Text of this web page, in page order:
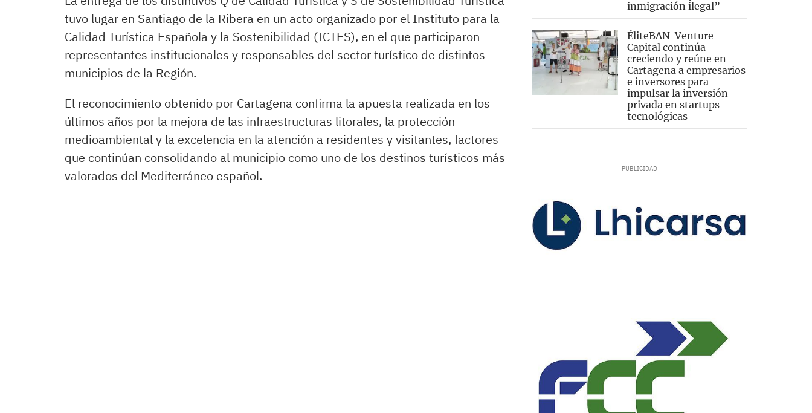
tuvo lugar en Santiago de la Ribera en un acto organizado por el Instituto para la
Calidad Turística Española y la Sostenibilidad (ICTES), en el que participaron
representantes institucionales y responsables del sector turístico de distintos
municipios de la Región.
El reconocimiento obtenido por Cartagena confirma la apuesta realizada en los
últimos años por la mejora de las infraestructuras litorales, la protección
medioambiental y la excelencia en la atención a residentes y visitantes, factores
que continúan consolidando al municipio como uno de los destinos turísticos más
valorados del Mediterráneo español.
inmigración ilegal”
ÉliteBAN Venture
Capital continúa
creciendo y reúne en
Cartagena a empresarios
e inversores para
impulsar la inversión
privada en startups
tecnológicas